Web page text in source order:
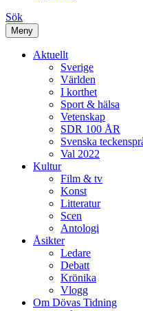
Sök
Meny
Aktuellt
Sverige
Världen
I korthet
Sport & hälsa
Vetenskap
SDR 100 ÅR
Svenska
Val 2022
Kultur
Film & tv
Konst
Litteratur
Scen
Antologi
Åsikter
Ledare
Debatt
Krönika
Vlogg
Om Dövas Tidning